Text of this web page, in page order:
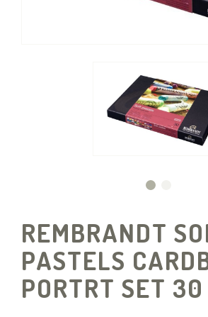
REMBRANDT
PASTELS
PORTRT SET